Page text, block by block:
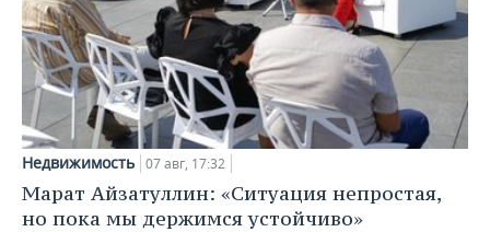
Недвижимость 07 авг, 17:32
Марат Айзатуллин: «Ситуация непростая,
но пока мы держимся устойчиво»